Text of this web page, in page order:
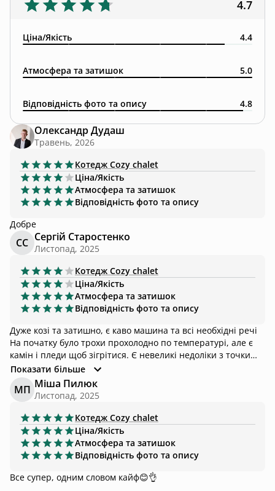
4.7
Ціна/Якість 4.4
Атмосфера та затишок 5.0
Відповідність фото та опису 4.8
Олександр Дудаш
Травень, 2026
Котедж Cozy chalet
Ціна/Якість
Атмосфера та затишок
Відповідність фото та опису
Добре
СС Сергій Старостенко
Листопад, 2025
Котедж Cozy chalet
Ціна/Якість
Атмосфера та затишок
Відповідність фото та опису
Дуже козі та затишно, є каво машина та всі необхідні речі
На початку було трохи прохолодно по температурі, але є
камін і пледи щоб зігрітися. Є невеликі недоліки з точки
зору цілісності деяких речей, але на загальне враження це
не сильно вплинуло
Показати більше
МП Міша Пилюк
Листопад, 2025
Котедж Cozy chalet
Ціна/Якість
Атмосфера та затишок
Відповідність фото та опису
Все супер, одним словом кайф😊👌